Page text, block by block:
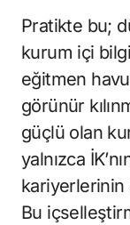
Pratikte bu;
kurum içi
eğitmen
görünür
güçlü olan
yalnızca
kariyerlerinin
Bu